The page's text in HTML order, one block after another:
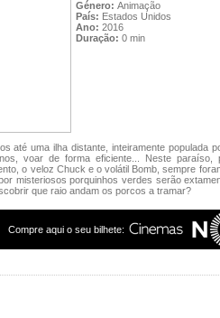
Género: Animação
País: Estados Unidos
Ano: 2016
Duração: 0 min
até uma ilha distante, inteiramente populada
voar de forma eficiente... Neste paraíso,
o veloz Chuck e o volátil Bomb, sempre
misteriosos porquinhos verdes serão
que raio andam os porcos a tramar?
Compre aqui o seu bilhete: